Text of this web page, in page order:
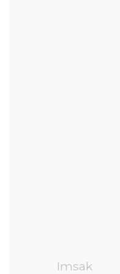
Imsak